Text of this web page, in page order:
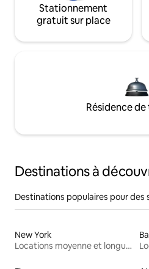
Stationnement
gratuit sur place
Résidence
Destinations à
Destinations populaires pour des
New York
Locations moyenne et longue durée